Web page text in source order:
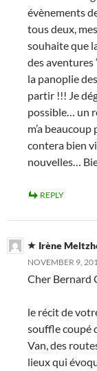
évènements
tous deux,
souhaite que
des aventures
la panoplie
partir !!! Je
possible… un
m’a
contera bien
nouvelles…
REPLY
Irène
NOVEMBER 9,
Cher Bernard
le récit de
souffle coupé
Van, des
lieux qui